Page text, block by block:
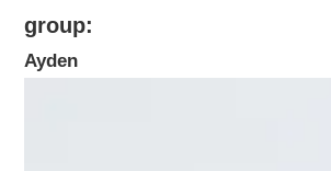
group:
Ayden